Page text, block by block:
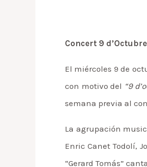
Concert 9 d’Octubre
El miércoles 9 de
con motivo del “9
semana previa al
La agrupación
Enric Canet Todolí,
“Gerard Tomás”